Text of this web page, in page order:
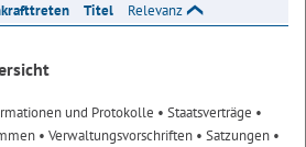
Titel Relevanz
und Protokolle • Staatsverträge •
• Verwaltungsvorschriften • Satzungen •